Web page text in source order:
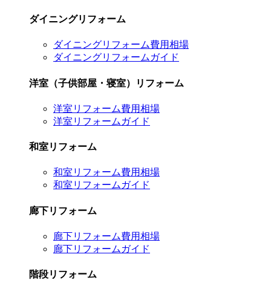
ダイニングリフォーム
ダイニングリフォーム費用相場
ダイニングリフォームガイド
洋室（子供部屋・寝室）リフォーム
洋室リフォーム費用相場
洋室リフォームガイド
和室リフォーム
和室リフォーム費用相場
和室リフォームガイド
廊下リフォーム
廊下リフォーム費用相場
廊下リフォームガイド
階段リフォーム